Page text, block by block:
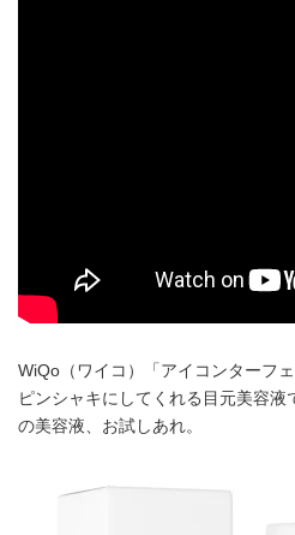
WiQo（ワイコ）「アイコンターフ
ピンシャキにしてくれる目元美容
の美容液、お試しあれ。